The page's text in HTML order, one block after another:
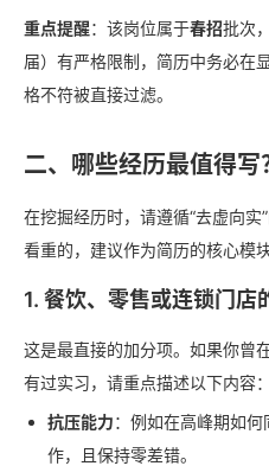
重点提醒：该岗位属于春招批次
届）有严格限制，简历中务必在
格不符被直接过滤。
二、哪些经历最值得写
在挖掘经历时，请遵循“去虚向
看重的，建议作为简历的核心模块
1. 餐饮、零售或连锁门店
这是最直接的加分项。如果你曾
有过实习，请重点描述以下内容：
抗压能力：例如在高峰期如
作，且保持零差错。